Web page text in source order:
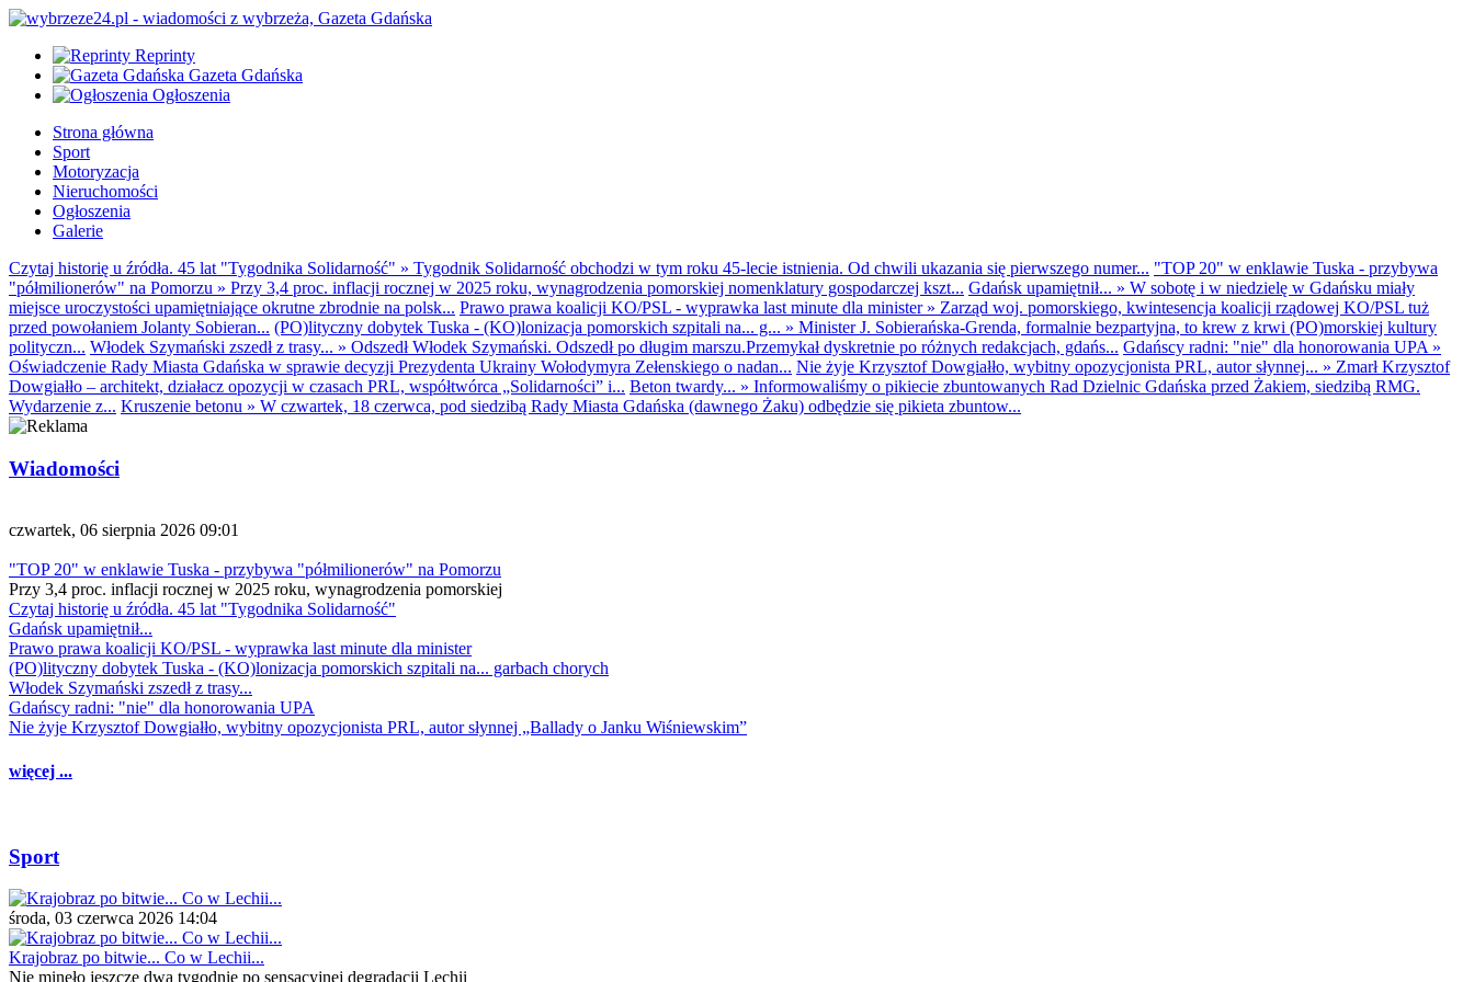
Reprinty
Gazeta Gdańska
Ogłoszenia
Strona główna
Sport
Motoryzacja
Nieruchomości
Ogłoszenia
Galerie
Czytaj historię u źródła. 45 lat "Tygodnika Solidarność" » Tygodnik Solidarność obchodzi w tym roku 45-lecie istnienia. Od chwili ukazania się pierwszego numer... "TOP 20" w enklawie Tuska - przybywa
"półmilionerów" na Pomorzu » Przy 3,4 proc. inflacji rocznej w 2025 roku, wynagrodzenia pomorskiej nomenklatury gospodarczej kszt... Gdańsk upamiętnił... » W sobotę i w niedzielę w Gdańsku miały
miejsce uroczystości upamiętniające okrutne zbrodnie na polsk... Prawo prawa koalicji KO/PSL - wyprawka last minute dla minister» Zarząd woj. pomorskiego, kwintesencja koalicji rządowej KO/PSL tuż
przed powołaniem Jolanty Sobieran... (PO)lityczny dobytek Tuska - (KO)lonizacja pomorskich szpitali na... g... » Minister J. Sobierańska-Grenda, formalnie bezpartyjna, to krew z krwi (PO)morskiej kultury
polityczn... Włodek Szymański zszedł z trasy... » Odszedł Włodek Szymański. Odszedł po długim marszu.Przemykał dyskretnie po różnych redakcjach, gdańs... Gdańscy radni: "nie" dla honorowania UPA »
Oświadczenie Rady Miasta Gdańska w sprawie decyzji Prezydenta Ukrainy Wołodymyra Zełenskiego o nadan... Nie żyje Krzysztof Dowgiałło, wybitny opozycjonista PRL, autor słynnej... » Zmarł Krzysztof
Dowgiałło – architekt, działacz opozycji w czasach PRL, współtwórca „Solidarności” i... Beton twardy... » Informowaliśmy o pikiecie zbuntowanych Rad Dzielnic Gdańska przed Żakiem, siedzibą RMG.
Wydarzenie z... Kruszenie betonu » W czwartek, 18 czerwca, pod siedzibą Rady Miasta Gdańska (dawnego Żaku) odbędzie się pikieta zbuntow...
Wiadomości
czwartek, 06 sierpnia 2026 09:01
"TOP 20" w enklawie Tuska - przybywa "półmilionerów" na Pomorzu
Przy 3,4 proc. inflacji rocznej w 2025 roku, wynagrodzenia pomorskiej
Czytaj historię u źródła. 45 lat "Tygodnika Solidarność"
Gdańsk upamiętnił...
Prawo prawa koalicji KO/PSL - wyprawka last minute dla minister
(PO)lityczny dobytek Tuska - (KO)lonizacja pomorskich szpitali na... garbach chorych
Włodek Szymański zszedł z trasy...
Gdańscy radni: "nie" dla honorowania UPA
Nie żyje Krzysztof Dowgiałło, wybitny opozycjonista PRL, autor słynnej „Ballady o Janku Wiśniewskim”
więcej ...
Sport
środa, 03 czerwca 2026 14:04
Krajobraz po bitwie... Co w Lechii...
Nie minęło jeszcze dwa tygodnie po sensacyjnej degradacji Lechii